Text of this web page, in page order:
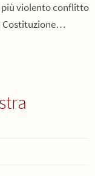
più violento conflitto
Costituzione…